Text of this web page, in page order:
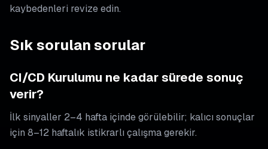
kaybedenleri revize edin.
Sık sorulan sorular
CI/CD Kurulumu ne kadar sürede sonuç
verir?
İlk sinyaller 2–4 hafta içinde görülebilir; kalıcı sonuçlar
için 8–12 haftalık istikrarlı çalışma gerekir.